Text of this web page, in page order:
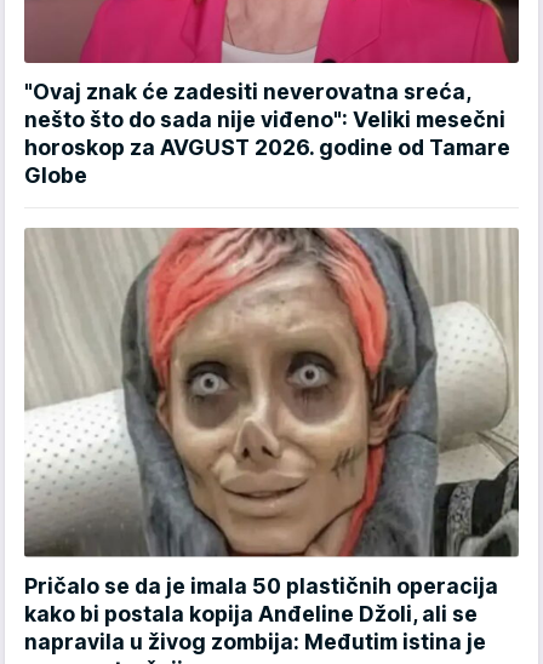
"Ovaj znak će zadesiti neverovatna sreća,
nešto što do sada nije viđeno": Veliki mesečni
horoskop za AVGUST 2026. godine od Tamare
Globe
Pričalo se da je imala 50 plastičnih operacija
kako bi postala kopija Anđeline Džoli, ali se
napravila u živog zombija: Međutim istina je